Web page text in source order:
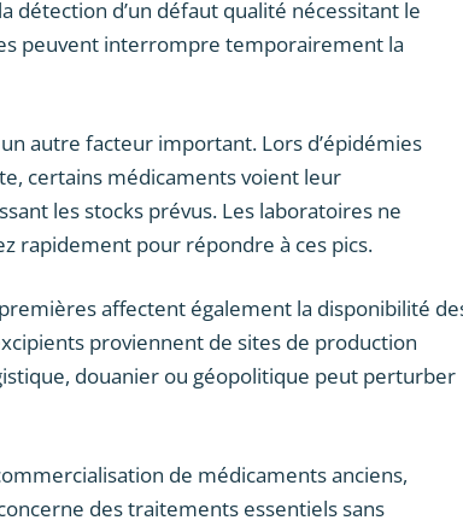
détection d’un défaut qualité nécessitant le
peuvent interrompre temporairement la
autre facteur important. Lors d’épidémies
certains médicaments voient leur
les stocks prévus. Les laboratoires ne
rapidement pour répondre à ces pics.
affectent également la disponibilité
proviennent de sites de production
douanier ou géopolitique peut perturber
de médicaments anciens,
des traitements essentiels sans